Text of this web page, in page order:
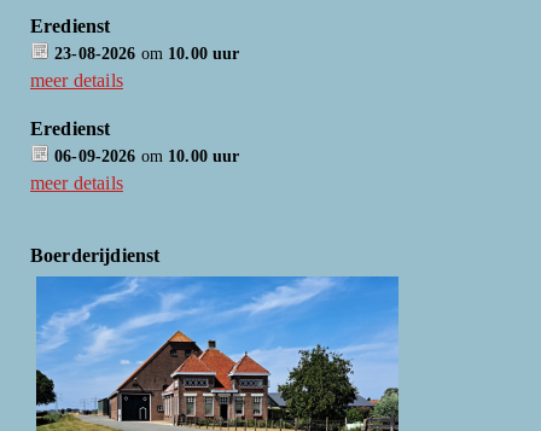
Eredienst
23-08-2026 om 10.00 uur
meer details
Eredienst
06-09-2026 om 10.00 uur
meer details
Boerderijdienst